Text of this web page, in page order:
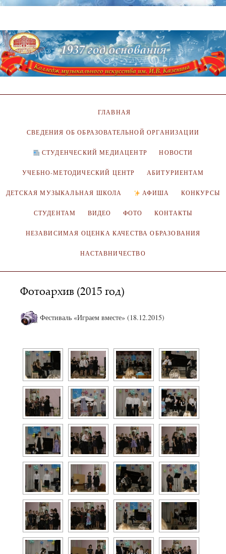
ГЛАВНАЯ
СВЕДЕНИЯ ОБ ОБРАЗОВАТЕЛЬНОЙ ОРГАНИЗАЦИИ
СТУДЕНЧЕСКИЙ МЕДИАЦЕНТР НОВОСТИ
УЧЕБНО-МЕТОДИЧЕСКИЙ ЦЕНТР АБИТУРИЕНТАМ
ДЕТСКАЯ МУЗЫКАЛЬНАЯ ШКОЛА АФИША КОНКУРСЫ
СТУДЕНТАМ ВИДЕО ФОТО КОНТАКТЫ
НЕЗАВИСИМАЯ ОЦЕНКА КАЧЕСТВА ОБРАЗОВАНИЯ
НАСТАВНИЧЕСТВО
Фотоархив (2015 год)
Фестиваль «Играем вместе» (18.12.2015)